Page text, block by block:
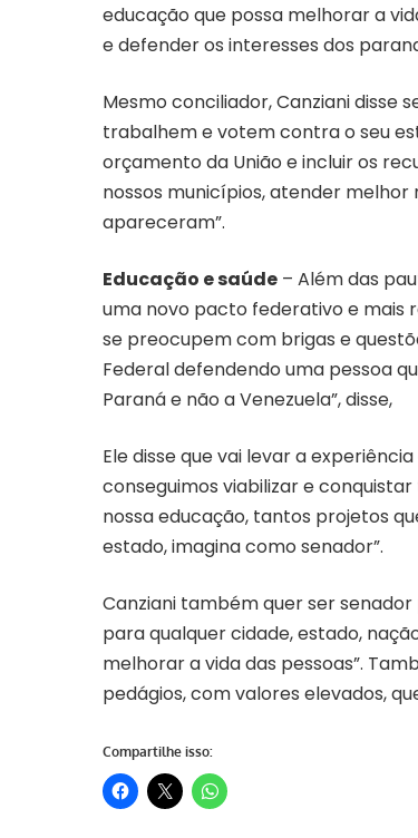
educação que possa melhorar a
e defender os interesses dos
Mesmo conciliador, Canziani disse
trabalhem e votem contra o seu
orçamento da União e incluir os
nossos municípios, atender melhor
apareceram”.
Educação e saúde – Além das
uma novo pacto federativo e mais
se preocupem com brigas e
Federal defendendo uma pessoa
Paraná e não a Venezuela”, disse,
Ele disse que vai levar a
conseguimos viabilizar e
nossa educação, tantos projetos
estado, imagina como senador”.
Canziani também quer ser
para qualquer cidade, estado,
melhorar a vida das pessoas”.
pedágios, com valores elevados,
Compartilhe isso: